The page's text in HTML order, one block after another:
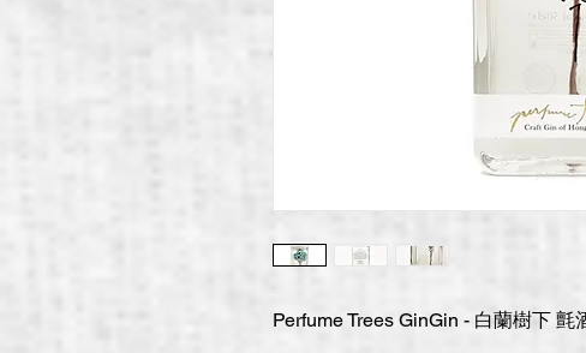
Perfume Trees GinGin - 白蘭樹下 氈